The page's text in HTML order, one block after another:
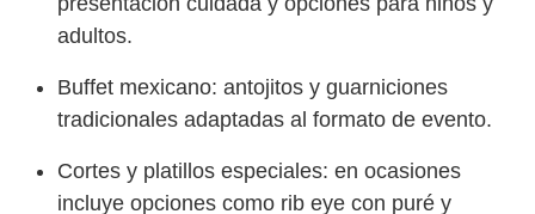
adultos.
Buffet mexicano: antojitos y guarniciones
tradicionales adaptadas al formato de evento.
Cortes y platillos especiales: en ocasiones
incluye opciones como rib eye con puré y